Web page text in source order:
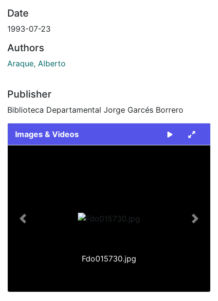
Date
1993-07-23
Authors
Araque, Alberto
Publisher
Biblioteca Departamental Jorge Garcés Borrero
Images & Videos
Fdo015730.jpg
Previous Next